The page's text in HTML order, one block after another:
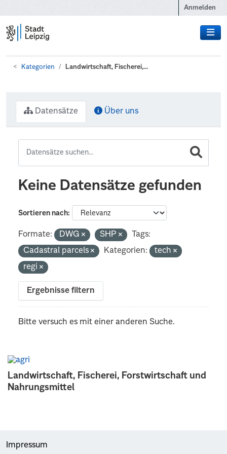
Anmelden
Kategorien Landwirtschaft, Fischerei,...
Landwirtschaft, Fischerei, Forstwirtschaft und
Nahrungsmittel
Datensätze Über uns
Keine Datensätze gefunden
Sortieren nach
Formate: DWG SHP
Tags:
Cadastral parcels
Kategorien:
tech
regi
Ergebnisse filtern
Bitte versuch es mit einer anderen Suche.
Impressum